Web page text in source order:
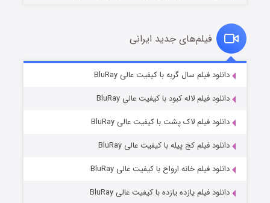
قسمت۶ (زیرنویس) منتشر شد
فیلم‌های جدید ایرانی
دانلود فیلم سال گربه با کیفیت عالی BluRay
دانلود فیلم لاله کبود با کیفیت عالی BluRay
دانلود فیلم لاک پشت با کیفیت عالی BluRay
دانلود فیلم کج‌ پیله با کیفیت عالی BluRay
دانلود فیلم خانه ارواح با کیفیت عالی BluRay
دانلود فیلم یازده یازده با کیفیت عالی BluRay